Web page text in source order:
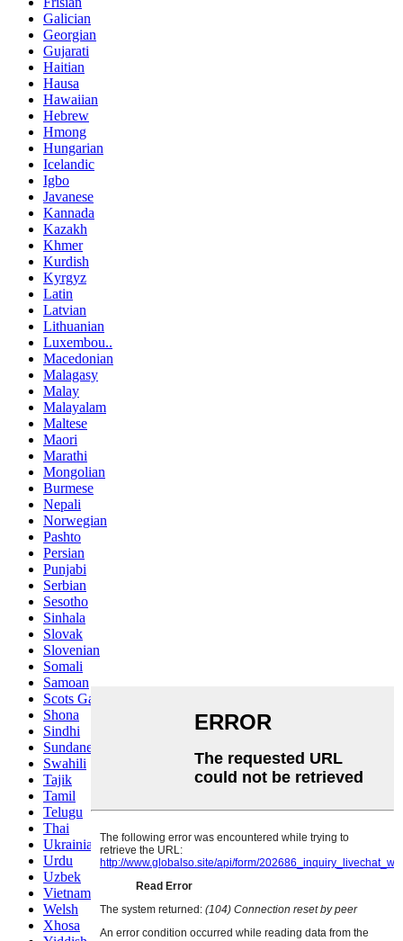
Galician
Georgian
Gujarati
Haitian
Hausa
Hawaiian
Hebrew
Hmong
Hungarian
Icelandic
Igbo
Javanese
Kannada
Kazakh
Khmer
Kurdish
Kyrgyz
Latin
Latvian
Lithuanian
Luxembou..
Macedonian
Malagasy
Malay
Malayalam
Maltese
Maori
Marathi
Mongolian
Burmese
Nepali
Norwegian
Pashto
Persian
Punjabi
Serbian
Sesotho
Sinhala
Slovak
Slovenian
Somali
Samoan
Scots Gaelic
Shona
Sindhi
Sundanese
Swahili
Tajik
Tamil
Telugu
Thai
Ukrainian
Urdu
Uzbek
Vietnamese
Welsh
Xhosa